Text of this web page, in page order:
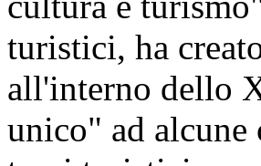
turistici, ha
all'interno dello
unico" ad alcune